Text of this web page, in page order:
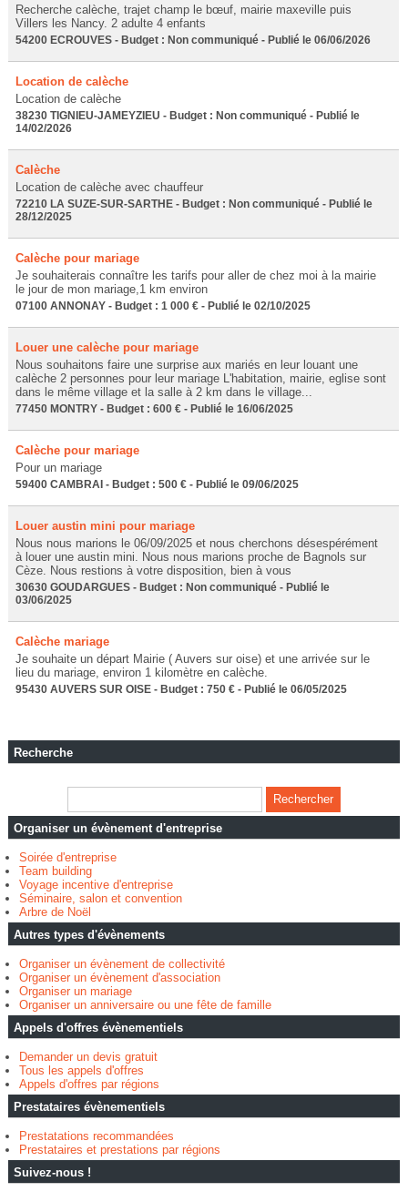
Recherche calèche, trajet champ le bœuf, mairie maxeville puis
Villers les Nancy. 2 adulte 4 enfants
54200 ECROUVES - Budget : Non communiqué - Publié le 06/06/2026
Location de calèche
Location de calèche
38230 TIGNIEU-JAMEYZIEU - Budget : Non communiqué - Publié le
14/02/2026
Calèche
Location de calèche avec chauffeur
72210 LA SUZE-SUR-SARTHE - Budget : Non communiqué - Publié le
28/12/2025
Calèche pour mariage
Je souhaiterais connaître les tarifs pour aller de chez moi à la mairie
le jour de mon mariage,1 km environ
07100 ANNONAY - Budget : 1 000 € - Publié le 02/10/2025
Louer une calèche pour mariage
Nous souhaitons faire une surprise aux mariés en leur louant une
calèche 2 personnes pour leur mariage L'habitation, mairie, eglise sont
dans le même village et la salle à 2 km dans le village...
77450 MONTRY - Budget : 600 € - Publié le 16/06/2025
Calèche pour mariage
Pour un mariage
59400 CAMBRAI - Budget : 500 € - Publié le 09/06/2025
Louer austin mini pour mariage
Nous nous marions le 06/09/2025 et nous cherchons désespérément
à louer une austin mini. Nous nous marions proche de Bagnols sur
Cèze. Nous restions à votre disposition, bien à vous
30630 GOUDARGUES - Budget : Non communiqué - Publié le
03/06/2025
Calèche mariage
Je souhaite un départ Mairie ( Auvers sur oise) et une arrivée sur le
lieu du mariage, environ 1 kilomètre en calèche.
95430 AUVERS SUR OISE - Budget : 750 € - Publié le 06/05/2025
Recherche
Organiser un évènement d'entreprise
Soirée d'entreprise
Team building
Voyage incentive d'entreprise
Séminaire, salon et convention
Arbre de Noël
Autres types d'évènements
Organiser un évènement de collectivité
Organiser un évènement d'association
Organiser un mariage
Organiser un anniversaire ou une fête de famille
Appels d'offres évènementiels
Demander un devis gratuit
Tous les appels d'offres
Appels d'offres par régions
Prestataires évènementiels
Prestatations recommandées
Prestataires et prestations par régions
Suivez-nous !